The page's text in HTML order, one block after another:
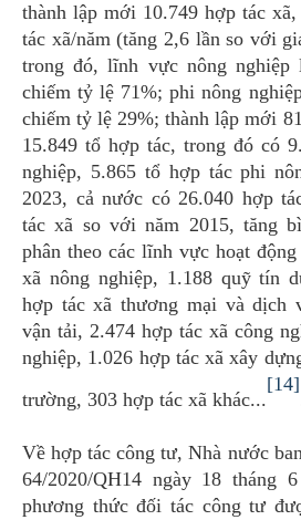
thành lập mới 10.749 hợp tác
tác xã/năm (tăng 2,6 lần so với
trong đó, lĩnh vực nông nghiệp
chiếm tỷ lệ 71%; phi nông
chiếm tỷ lệ 29%; thành lập mới
15.849 tổ hợp tác, trong đó có
nghiệp, 5.865 tổ hợp tác phi
2023, cả nước có 26.040 hợp
tác xã so với năm 2015, tăng
phân theo các lĩnh vực hoạt
xã nông nghiệp, 1.188 quỹ tín
hợp tác xã thương mại và dịch
vận tải, 2.474 hợp tác xã công
nghiệp, 1.026 hợp tác xã xây
trường, 303 hợp tác xã khác...
[14]
Về hợp tác công tư, Nhà nước
64/2020/QH14 ngày 18 tháng
phương thức đối tác công tư